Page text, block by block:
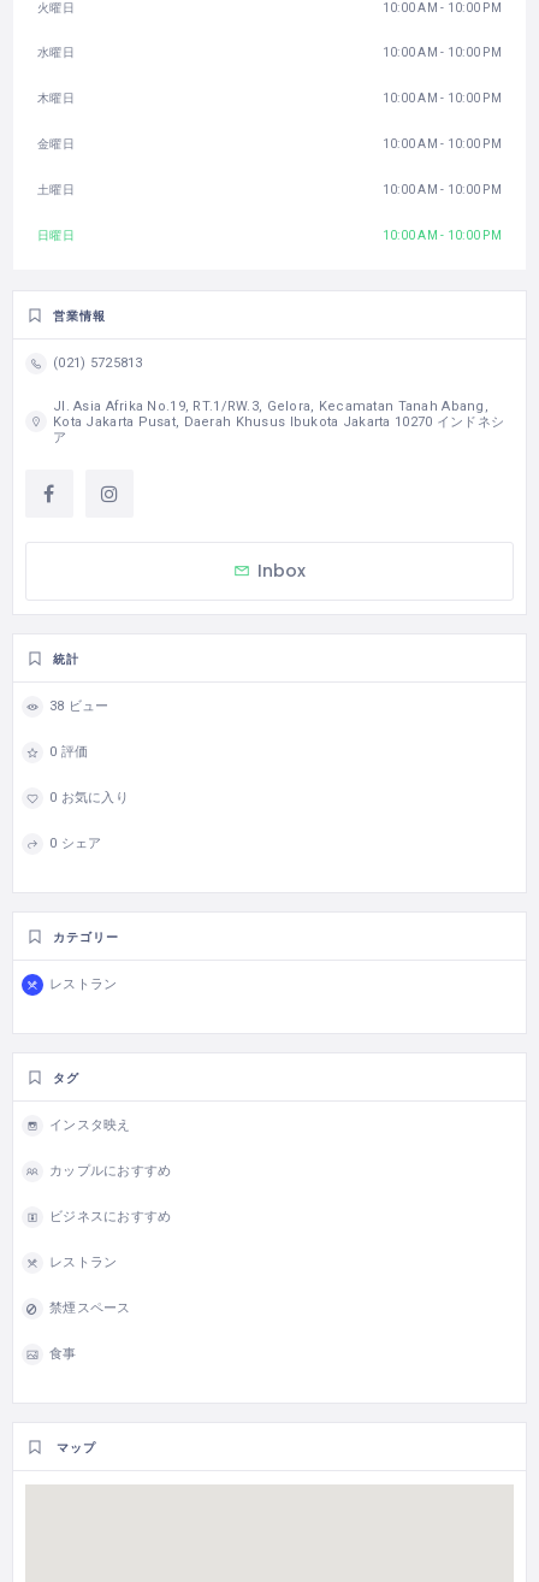
火曜日 10:00 AM - 10:00 PM
水曜日 10:00 AM - 10:00 PM
木曜日 10:00 AM - 10:00 PM
金曜日 10:00 AM - 10:00 PM
土曜日 10:00 AM - 10:00 PM
日曜日 10:00 AM - 10:00 PM
営業情報
(021) 5725813
Jl. Asia Afrika No.19, RT.1/RW.3, Gelora, Kecamatan Tanah Abang,
Kota Jakarta Pusat, Daerah Khusus Ibukota Jakarta 10270 インドネシ
ア
Inbox
統計
38 ビュー
0 評価
0 お気に入り
0 シェア
カテゴリー
レストラン
タグ
インスタ映え
カップルにおすすめ
ビジネスにおすすめ
レストラン
禁煙スペース
食事
マップ